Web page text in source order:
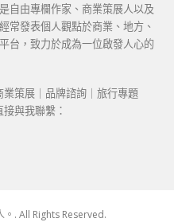
自由專欄作家、商業策展人以及
常發表個人觀點於商業、地方、
台，致力於成為一位啟發人心的
策展｜品牌諮詢｜旅行專題
與我聯繫：
. All Rights Reserved.